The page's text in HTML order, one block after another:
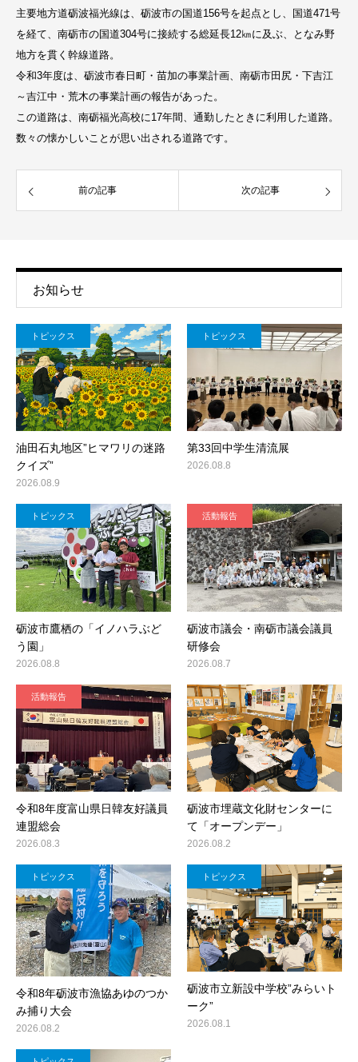
主要地方道砺波福光線は、砺波市の国道156号を起点とし、国道471号
を経て、南砺市の国道304号に接続する総延長12㎞に及ぶ、となみ野
地方を貫く幹線道路。
令和3年度は、砺波市春日町・苗加の事業計画、南砺市田尻・下吉江
～吉江中・荒木の事業計画の報告があった。
この道路は、南砺福光高校に17年間、通勤したときに利用した道路。
数々の懐かしいことが思い出される道路です。
前の記事 次の記事
お知らせ
トピックス
油田石丸地区”ヒマワリの迷路
クイズ”
2026.08.9
トピックス
第33回中学生清流展
2026.08.8
トピックス
砺波市鷹栖の「イノハラぶど
う園」
2026.08.8
活動報告
砺波市議会・南砺市議会議員
研修会
2026.08.7
活動報告
令和8年度富山県日韓友好議員
連盟総会
2026.08.3
砺波市埋蔵文化財センターに
て「オープンデー」
2026.08.2
トピックス
令和8年砺波市漁協あゆのつか
み捕り大会
2026.08.2
トピックス
砺波市立新設中学校”みらいト
ーク”
2026.08.1